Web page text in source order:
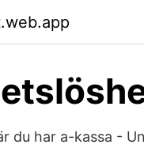
du har a-kassa -